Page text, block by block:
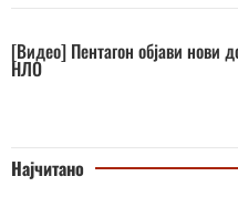
[Видео] Пентагон објави нови
НЛО
Најчитано